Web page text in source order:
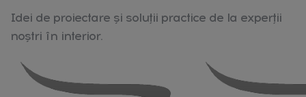
Idei de proiectare și soluții practice de la experții
noștri în interior.